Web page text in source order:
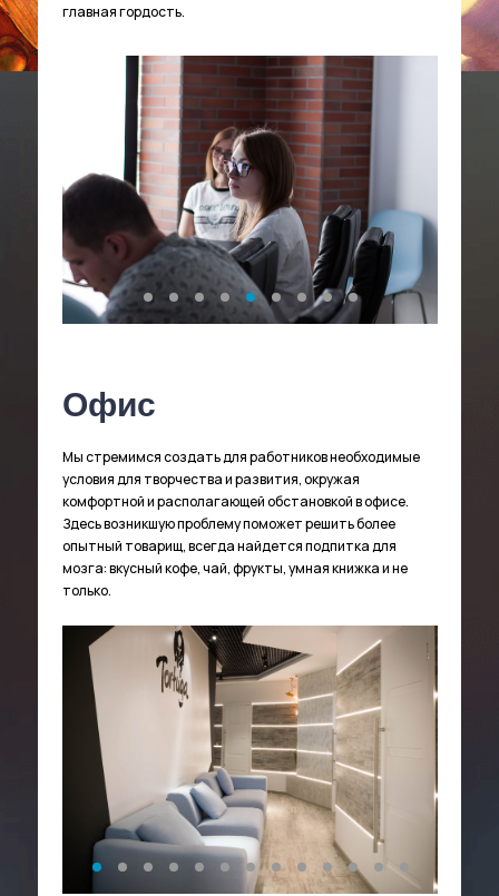
главная гордость.
Мы стремимся создать для работников необходимые
условия для творчества и развития, окружая
комфортной и располагающей обстановкой в офисе.
Здесь возникшую проблему поможет решить более
опытный товарищ, всегда найдется подпитка для
мозга: вкусный кофе, чай, фрукты, умная книжка и не
только.
Офис